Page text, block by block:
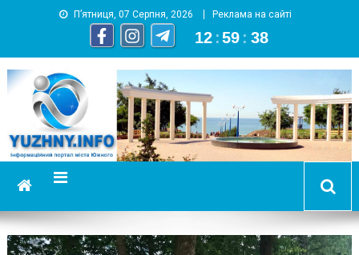
П’ятниця, 07 Серпня, 2026 Реклама на сайті
12 :59 : 39
YUZHNY.INFO
информационный портал города Южный